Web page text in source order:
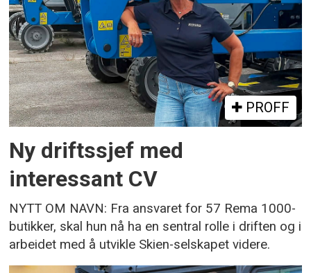
PROFF
Ny driftssjef med
interessant CV
NYTT OM NAVN: Fra ansvaret for 57 Rema 1000-
butikker, skal hun nå ha en sentral rolle i driften og i
arbeidet med å utvikle Skien-selskapet videre.